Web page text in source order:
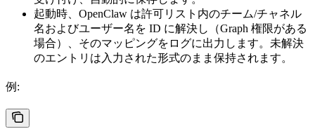
起動時、OpenClaw は許可リスト内のチーム/チャネル
名およびユーザー名を ID に解決し（Graph 権限がある
場合）、そのマッピングをログに出力します。未解決
のエントリは入力された形式のまま保持されます。
例: